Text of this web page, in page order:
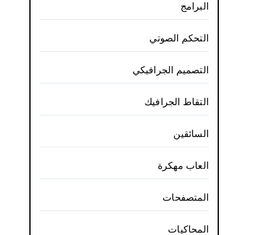
البرامج
التحكم الصوتي
التصميم الجرافيكي
التقاط الجرافيك
السائقين
العاب مهكرة
المتصفحات
المحاكيات